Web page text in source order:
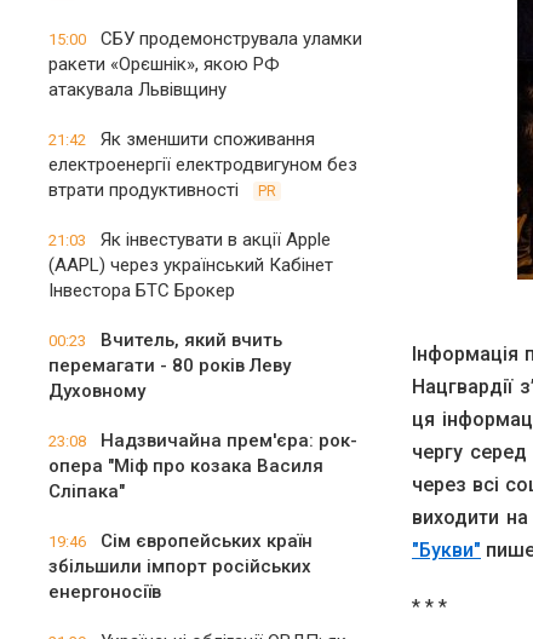
15:00
СБУ продемонструвала уламки
ракети «Орєшнік», якою РФ
атакувала Львівщину
21:42
Як зменшити споживання
електроенергії електродвигуном без
втрати продуктивності
PR
21:03
Як інвестувати в акції Apple
(AAPL) через український Кабінет
Інвестора БТС Брокер
00:23
Вчитель, який вчить
перемагати - 80 років Леву
Духовному
23:08
Надзвичайна прем'єра: рок-
опера "Міф про козака Василя
Сліпака"
19:46
Сім європейських країн
збільшили імпорт російських
енергоносіїв
Інформація
Нацгвардії
ця
чергу
через всі
виходити
"Букви"
* * *